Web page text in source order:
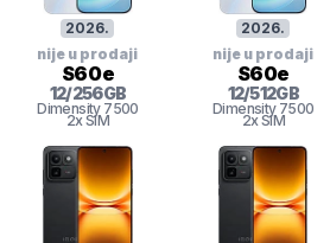
2026.
nije u prodaji
S60e
12/256GB
Dimensity 7500
2x SIM
2026.
nije u prodaji
S60e
12/512GB
Dimensity 7500
2x SIM